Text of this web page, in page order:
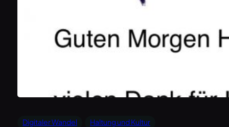
Digitaler Wandel Haltung und Kultur